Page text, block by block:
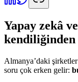
Yapay zekâ
Almanya’daki
soru çok erken gelir: